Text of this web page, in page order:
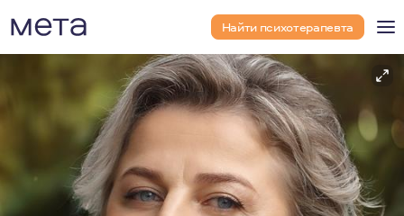
Найти психотерапевта